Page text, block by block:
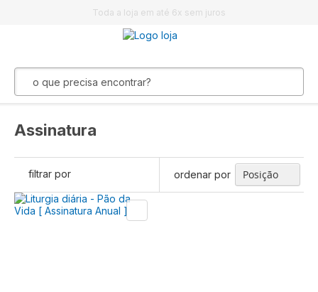
Toda a loja em até 6x sem juros
Assinatura
ordenar por
filtrar por